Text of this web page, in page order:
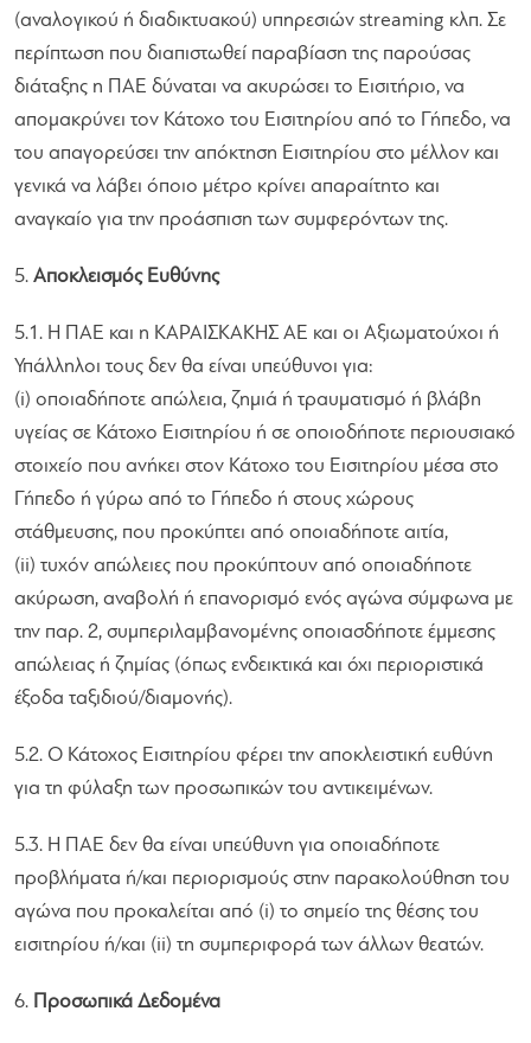
(αναλογικού ή διαδικτυακού) υπηρεσιών streaming κλπ. Σε
περίπτωση που διαπιστωθεί παραβίαση της παρούσας
διάταξης η ΠΑΕ δύναται να ακυρώσει το Εισιτήριο, να
απομακρύνει τον Κάτοχο του Εισιτηρίου από το Γήπεδο, να
του απαγορεύσει την απόκτηση Εισιτηρίου στο μέλλον και
γενικά να λάβει όποιο μέτρο κρίνει απαραίτητο και
αναγκαίο για την προάσπιση των συμφερόντων της.
5. Αποκλεισμός Ευθύνης
5.1. Η ΠΑΕ και η ΚΑΡΑΙΣΚΑΚΗΣ ΑΕ και οι Αξιωματούχοι ή
Υπάλληλοι τους δεν θα είναι υπεύθυνοι για:
(i) οποιαδήποτε απώλεια, ζημιά ή τραυματισμό ή βλάβη
υγείας σε Κάτοχο Εισιτηρίου ή σε οποιοδήποτε περιουσιακό
στοιχείο που ανήκει στον Κάτοχο του Εισιτηρίου μέσα στο
Γήπεδο ή γύρω από το Γήπεδο ή στους χώρους
στάθμευσης, που προκύπτει από οποιαδήποτε αιτία,
(ii) τυχόν απώλειες που προκύπτουν από οποιαδήποτε
ακύρωση, αναβολή ή επανορισμό ενός αγώνα σύμφωνα με
την παρ. 2, συμπεριλαμβανομένης οποιασδήποτε έμμεσης
απώλειας ή ζημίας (όπως ενδεικτικά και όχι περιοριστικά
έξοδα ταξιδιού/διαμονής).
5.2. Ο Κάτοχος Εισιτηρίου φέρει την αποκλειστική ευθύνη
για τη φύλαξη των προσωπικών του αντικειμένων.
5.3. Η ΠΑΕ δεν θα είναι υπεύθυνη για οποιαδήποτε
προβλήματα ή/και περιορισμούς στην παρακολούθηση του
αγώνα που προκαλείται από (i) το σημείο της θέσης του
εισιτηρίου ή/και (ii) τη συμπεριφορά των άλλων θεατών.
6. Προσωπικά Δεδομένα